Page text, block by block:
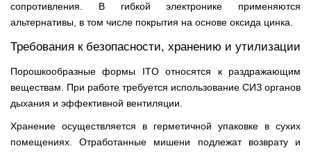
сопротивления. В гибкой электронике применяются
альтернативы, в том числе покрытия на основе оксида цинка.
Требования к безопасности, хранению и утилизации
Порошкообразные формы ITO относятся к раздражающим
веществам. При работе требуется использование СИЗ органов
дыхания и эффективной вентиляции.
Хранение осуществляется в герметичной упаковке в сухих
помещениях. Отработанные мишени подлежат возврату и